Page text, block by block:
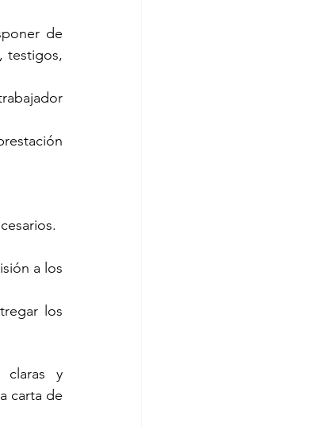
de
testigos,
a los
los
claras y
carta de